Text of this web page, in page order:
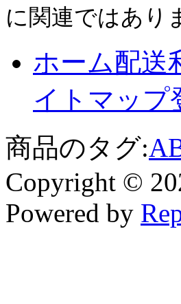
に関連ではあり
ホーム配送
イトマップ
商品のタグ:A
Copyright ©
Powered by